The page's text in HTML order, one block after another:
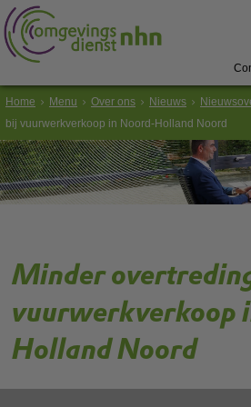
Home Menu Over ons Nieuws
bij vuurwerkverkoop in Noord-Holland Noord
Minder
vuurwerkverkoop
Holland Noord